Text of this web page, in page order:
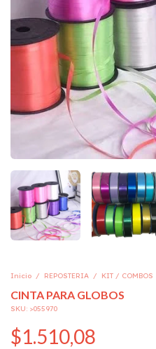
Inicio / REPOSTERIA / KIT / COMBOS
CINTA PARA GLOBOS
SKU: >055970
$1.510,08